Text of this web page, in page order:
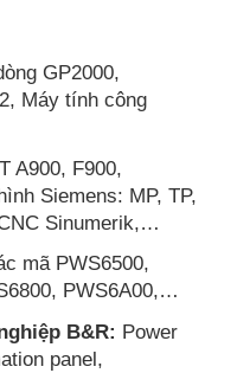
GP2000,
Máy tính công
A900, F900,
Siemens: MP, TP,
Sinumerik,…
mã PWS6500,
PWS6A00,…
B&R: Power
panel,